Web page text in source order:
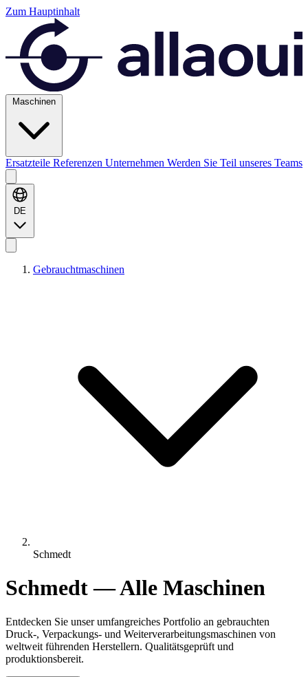
Zum Hauptinhalt
Maschinen
Ersatzteile Referenzen Unternehmen Werden Sie Teil unseres Teams
DE
Gebrauchtmaschinen
Schmedt
Schmedt — Alle Maschinen
Entdecken Sie unser umfangreiches Portfolio an gebrauchten
Druck-, Verpackungs- und Weiterverarbeitungsmaschinen von
weltweit führenden Herstellern. Qualitätsgeprüft und
produktionsbereit.